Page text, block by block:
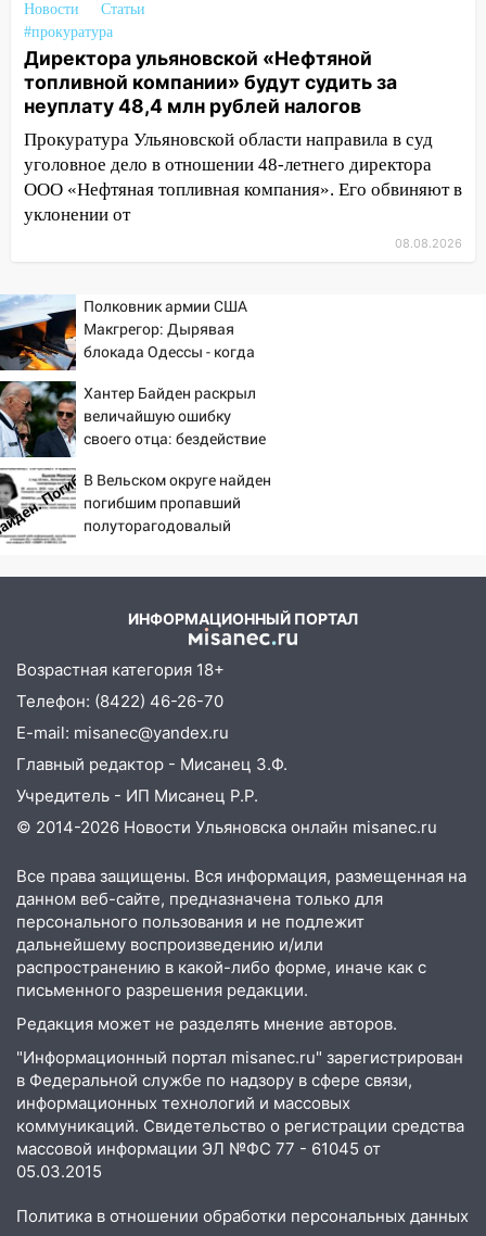
ракетную опасность: звучат сирены
07.08.2026
20:40 Ульяновские аграрии смогут
купить тракторы с отсрочкой платежа
до декабря
19:34 В следственном управлении
состоялось торжественное
мероприятие, приуроченное к
празднованию Дня сотрудника органов
19:30
Ульяновцев приглашают
поддержать «Симбирскую чебурашку»
на фестивале «ФормАРТ»
18:11
Ульяновская область стала
пилотным регионом проекта
«Культурное долголетие»
17:23
Прогноз погоды в Ульяновской
области на 8 августа
17:16
областной больницы поступили шесть
В Чердаклинском районе
ремонтируют дороги, ставят остановки
и проводят новое освещение
16:35 В Ульяновске установили ещё
девять бункеров для крупногабаритного
мусора
16:26
В Ульяновске бесплатно покажут
матч «Волги» под открытым небом
16:12 В Ульяновском госуниверситете
разработают отечественный прибор для
цифровой ПЦР
15:47 Ульяновцы могут вернуть деньги
за абонементы закрывшегося фитнес-
15:34 После вмешательства
прокуратуры в селах Ульяновской
области привели в порядок детские
площадки
15:27 Прокуратура проверяет
15:08 В Кузоватово после прокурорской
Новости
Статьи
#прокуратура
Директора ульяновской «Нефтяной
топливной компании» будут судить за
неуплату 48,4 млн рублей налогов
Прокуратура Ульяновской области направила в суд
уголовное дело в отношении 48-летнего директора
ООО «Нефтяная топливная компания». Его обвиняют в
уклонении от
08.08.2026
Полковник армии США
Макгрегор: Дырявая
блокада Одессы - когда
России за это полетят
головы?
Хантер Байден раскрыл
величайшую ошибку
своего отца: бездействие
В Вельском округе найден
погибшим пропавший
полуторагодовалый
ИНФОРМАЦИОННЫЙ ПОРТАЛ
Возрастная категория 18+
Телефон: (8422) 46-26-70
E-mail: misanec@yandex.ru
Главный редактор - Мисанец З.Ф.
Учредитель - ИП Мисанец Р.Р.
© 2014-2026 Новости Ульяновска онлайн misanec.ru
Все права защищены. Вся информация, размещенная на
данном веб-сайте, предназначена только для
персонального пользования и не подлежит
дальнейшему воспроизведению и/или
распространению в какой-либо форме, иначе как с
письменного разрешения редакции.
Редакция может не разделять мнение авторов.
"Информационный портал misanec.ru" зарегистрирован
в Федеральной службе по надзору в сфере связи,
информационных технологий и массовых
коммуникаций. Свидетельство о регистрации средства
массовой информации ЭЛ №ФС 77 - 61045 от
05.03.2015
Политика в отношении обработки персональных данных